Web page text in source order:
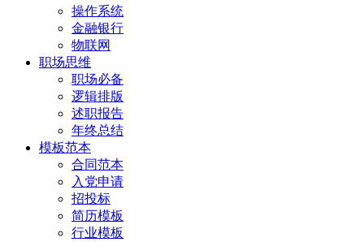
操作系统
金融银行
物联网
职场思维
职场必备
逻辑排版
述职报告
年终总结
模板范本
合同范本
入党申请
招投标
简历模板
行业模板